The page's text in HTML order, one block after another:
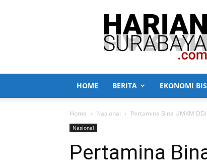
Harian
Surabaya
HOME BERITA EKONOMI
Home Nasional Pertamina Bina UMKM
Nasional
Pertamina